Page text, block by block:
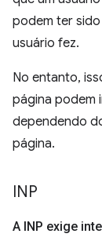
podem ter
usuário fez.
No entanto,
página podem
dependendo
página.
INP
A INP exige